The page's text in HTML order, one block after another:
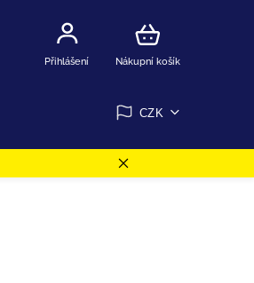
Nákupní košík
Přihlášení
CZK